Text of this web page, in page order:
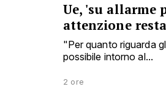
Ue, 'su allarme
attenzione
"Per quanto riguarda
possibile intorno al...
2 ore